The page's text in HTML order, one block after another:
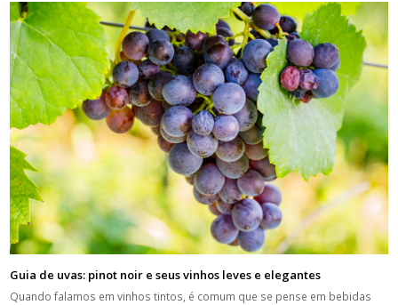
Guia de uvas: pinot noir e seus vinhos leves e elegantes
Quando falamos em vinhos tintos, é comum que se pense em bebidas